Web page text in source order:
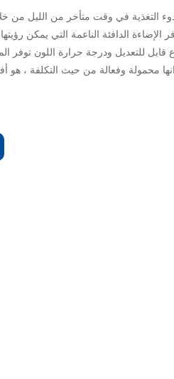
التغذية في وقت متأخر من الليل من
الإضاءة الدافئة الناعمة التي يمكن
للتعديل ودرجة حرارة اللون توفر
محمولة وفعالة من حيث التكلفة ،